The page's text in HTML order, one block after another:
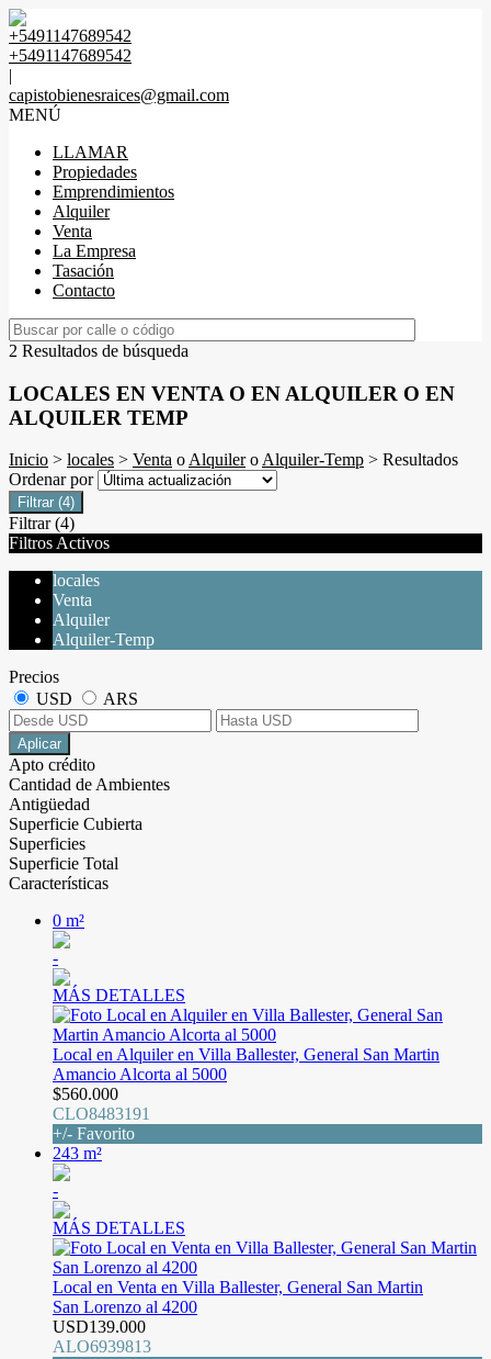
+5491147689542
+5491147689542
|
capistobienesraices@gmail.com
MENÚ
LLAMAR
Propiedades
Emprendimientos
Alquiler
Venta
La Empresa
Tasación
Contacto
2 Resultados de búsqueda
LOCALES EN VENTA O EN ALQUILER O EN
ALQUILER TEMP
Inicio > locales > Venta oAlquileroAlquiler-Temp > Resultados
Ordenar por
Filtrar (4)
Filtrar (4)
Filtros Activos
locales
Venta
Alquiler
Alquiler-Temp
Precios
USD
ARS
Aplicar
Apto crédito
Cantidad de Ambientes
Antigüedad
Superficie Cubierta
Superficies
Superficie Total
Características
0 m²
-
MÁS DETALLES
Local en Alquiler en Villa Ballester, General San Martin
Amancio Alcorta al 5000
$560.000
CLO8483191
+/- Favorito
243 m²
-
MÁS DETALLES
Local en Venta en Villa Ballester, General San Martin
San Lorenzo al 4200
USD139.000
ALO6939813